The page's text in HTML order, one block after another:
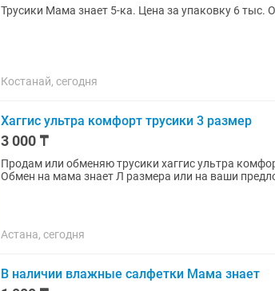
Трусики Мама знает 5-ка. Цена за упаковку 6 тыс.
Костанай, сегодня
Хаггис ультра комфорт трусики 3 размер
3 000 ₸
Продам или обменяю трусики хаггис ультра
Обмен на мама знает Л размера или на ваши
Астана, сегодня
В наличии влажные салфетки Мама знает